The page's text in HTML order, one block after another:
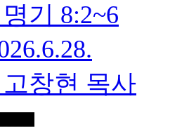
기 8:2~6
창현 목사